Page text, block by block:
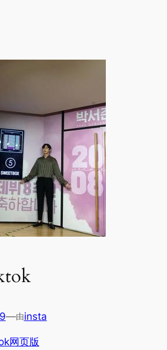
—由insta
网页版